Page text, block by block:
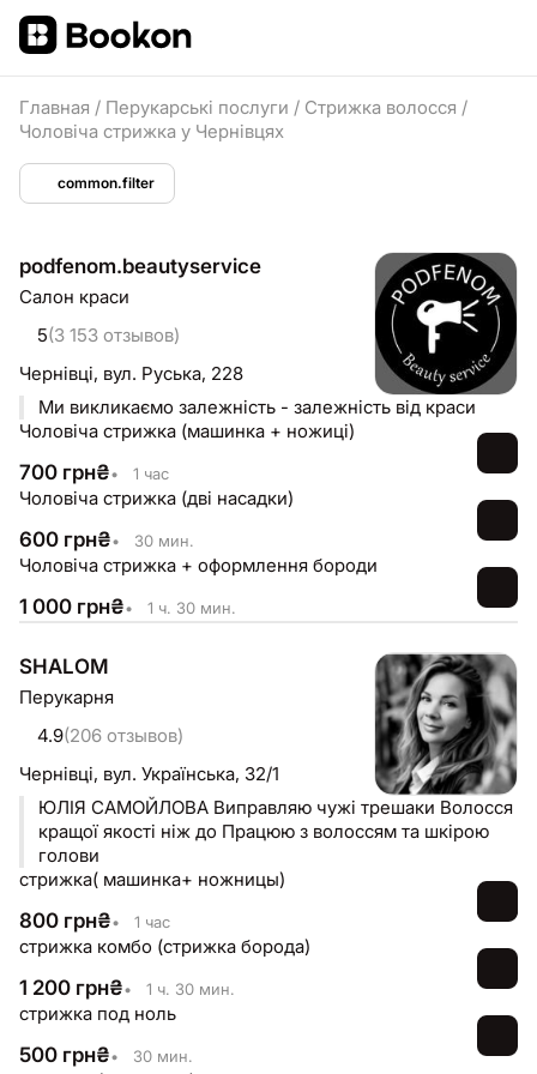
Главная / Перукарські послуги / Стрижка волосся /
Чоловіча стрижка у Чернівцях
common.filter
podfenom.beautyservice
Салон краси
5(3 153 отзывов)
Чернівці, вул. Руська, 228
Ми викликаємо залежність - залежність від краси
Чоловіча стрижка (машинка + ножиці)
700 грн₴• 1 час
Чоловіча стрижка (дві насадки)
600 грн₴• 30 мин.
Чоловіча стрижка + оформлення бороди
1 000 грн₴• 1 ч. 30 мин.
SHALOM
Перукарня
4.9(206 отзывов)
Чернівці, вул. Українська, 32/1
ЮЛІЯ САМОЙЛОВА Виправляю чужі трешаки Волосся
кращої якості ніж до Працюю з волоссям та шкірою
голови
стрижка( машинка+ ножницы)
800 грн₴• 1 час
стрижка комбо (стрижка борода)
1 200 грн₴• 1 ч. 30 мин.
стрижка под ноль
500 грн₴• 30 мин.